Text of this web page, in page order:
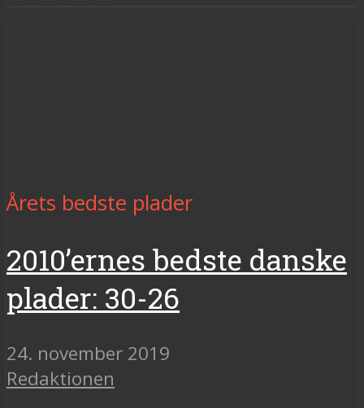
Årets bedste plader
2010’ernes bedste danske
plader: 30-26
24. november 2019
Redaktionen